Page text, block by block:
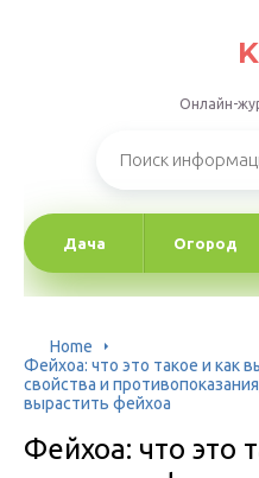
Онлайн-
Дача Огород
Home
Фейхоа: что это такое и как
свойства и
вырастить фейхоа
Фейхоа: что это